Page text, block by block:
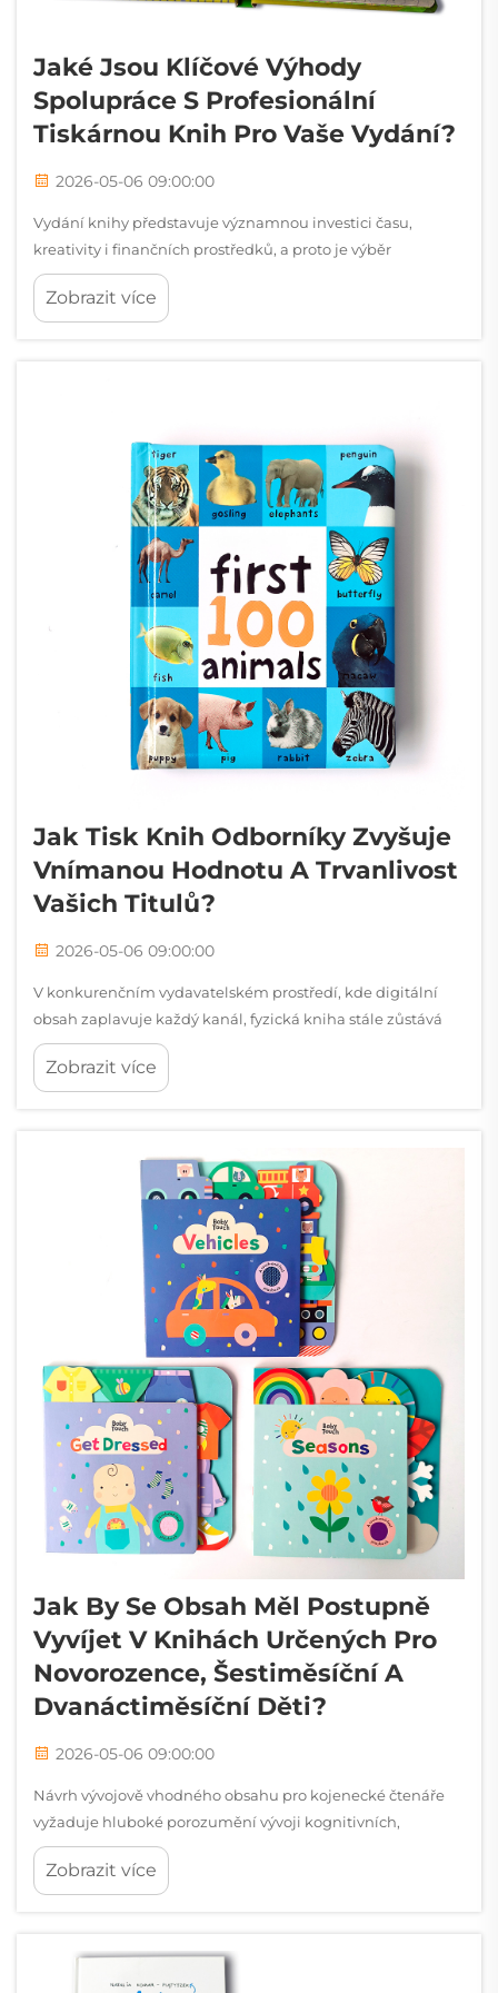
Jaké Jsou Klíčové Výhody
Spolupráce S Profesionální
Tiskárnou Knih Pro Vaše Vydání?
2026-05-06 09:00:00
Vydání knihy představuje významnou investici času,
kreativity i finančních prostředků, a proto je výběr
správného výrobního partnera jedním z nejdůležitějších
rozhodnutí celého procesu vydávání. Ať už jste nezávislý
Zobrazit více
Jak Tisk Knih Odborníky Zvyšuje
Vnímanou Hodnotu A Trvanlivost
Vašich Titulů?
2026-05-06 09:00:00
V konkurenčním vydavatelském prostředí, kde digitální
obsah zaplavuje každý kanál, fyzická kniha stále zůstává
silným symbolem důvěryhodnosti, řemeslné kvality a
trvalosti. Pro autory, vydavatele i organizace, které usilují o
Zobrazit více
Jak By Se Obsah Měl Postupně
Vyvíjet V Knihách Určených Pro
Novorozence, Šestiměsíční A
Dvanáctiměsíční Děti?
2026-05-06 09:00:00
Návrh vývojově vhodného obsahu pro kojenecké čtenáře
vyžaduje hluboké porozumění vývoji kognitivních,
zrakových a motorických dovedností během prvního roku
života. Způsob, jakým je obsah v knížkách pro kojence s
Zobrazit více